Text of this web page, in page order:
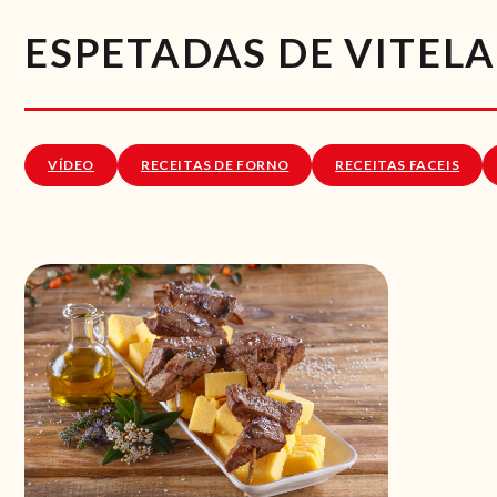
ESPETADAS DE
VÍDEO RECEITAS DE FORNO RECEITAS FACEIS